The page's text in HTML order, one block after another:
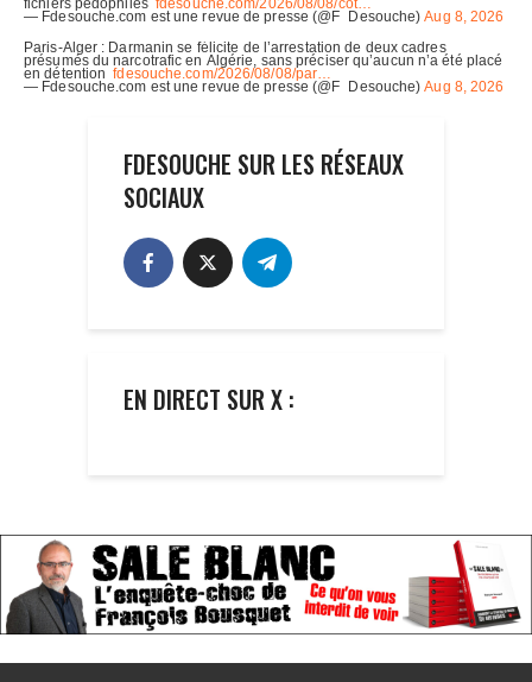
FDESOUCHE SUR LES RÉSEAUX
SOCIAUX
EN DIRECT SUR X :